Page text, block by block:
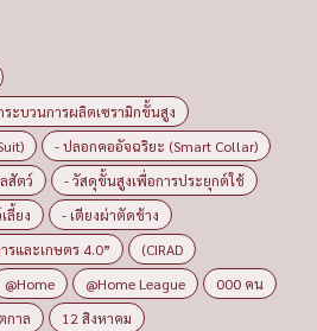
ะบวนการผลิตเซรามิกขั้นสูง
- ปลอกคออัจฉริยะ (Smart Collar)
สัตว์
- วัสดุขั้นสูงเพื่อการประยุกต์ใช้
ลี้ยง
- เตียงผ่าตัดช้าง
รและเกษตร 4.0”
(CIRAD
@Home @Home League
000 คน
กาล
12 สิงหาคม